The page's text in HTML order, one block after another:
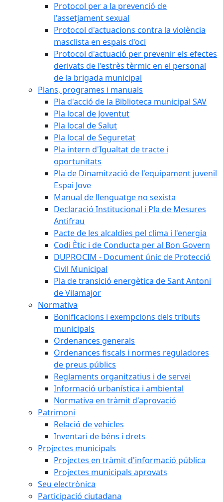
Protocol per a la prevenció de
l'assetjament sexual
Protocol d'actuacions contra la violència
masclista en espais d'oci
Protocol d'actuació per prevenir els efectes
derivats de l'estrès tèrmic en el personal
de la brigada municipal
Plans, programes i manuals
Pla d'acció de la Biblioteca municipal SAV
Pla local de Joventut
Pla local de Salut
Pla local de Seguretat
Pla intern d'Igualtat de tracte i
oportunitats
Pla de Dinamització de l'equipament juvenil
Espai Jove
Manual de llenguatge no sexista
Declaració Institucional i Pla de Mesures
Antifrau
Pacte de les alcaldies pel clima i l'energia
Codi Ètic i de Conducta per al Bon Govern
DUPROCIM - Document únic de Protecció
Civil Municipal
Pla de transició energètica de Sant Antoni
de Vilamajor
Normativa
Bonificacions i exempcions dels tributs
municipals
Ordenances generals
Ordenances fiscals i normes reguladores
de preus públics
Reglaments organitzatius i de servei
Informació urbanística i ambiental
Normativa en tràmit d'aprovació
Patrimoni
Relació de vehicles
Inventari de béns i drets
Projectes municipals
Projectes en tràmit d'informació pública
Projectes municipals aprovats
Seu electrònica
Participació ciutadana